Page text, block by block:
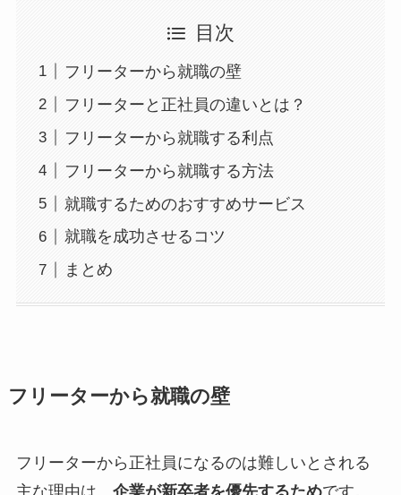
目次
フリーターから就職の壁
フリーターと正社員の違いとは？
フリーターから就職する利点
フリーターから就職する方法
就職するためのおすすめサービス
就職を成功させるコツ
まとめ
フリーターから就職の壁
フリーターから正社員になるのは難しいとされる
主な理由は、 企業が新卒者を優先するためです。